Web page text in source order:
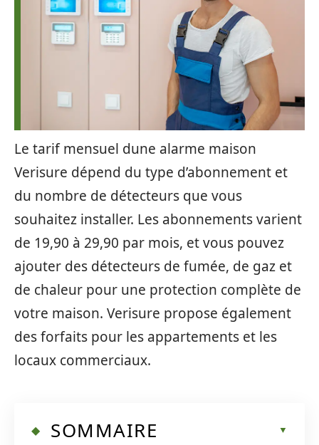
Le tarif mensuel dune alarme maison
Verisure dépend du type d’abonnement et
du nombre de détecteurs que vous
souhaitez installer. Les abonnements varient
de 19,90 à 29,90 par mois, et vous pouvez
ajouter des détecteurs de fumée, de gaz et
de chaleur pour une protection complète de
votre maison. Verisure propose également
des forfaits pour les appartements et les
locaux commerciaux.
SOMMAIRE